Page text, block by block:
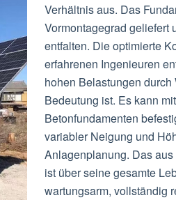
Verhältnis aus. Das
Vormontagegrad geliefert
entfalten. Die optimierte
erfahrenen Ingenieuren
hohen Belastungen
Bedeutung ist. Es kann
Betonfundamenten
variabler Neigung und
Anlagenplanung. Das
ist über seine gesamte
wartungsarm, vollständig